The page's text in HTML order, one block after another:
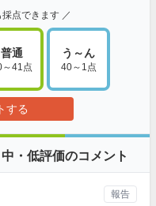
点できます ／
普通
～41点
う～ん
40～1点
する
中・低評価のコメント
報告